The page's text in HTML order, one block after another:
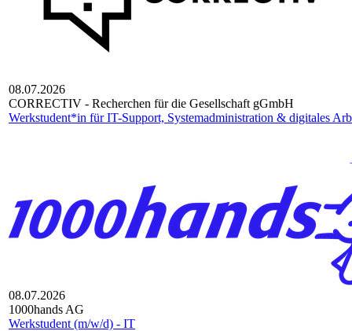
08.07.2026
CORRECTIV - Recherchen für die Gesellschaft gGmbH
Werkstudent*in für IT-Support, Systemadministration & digitales
08.07.2026
1000hands AG
Werkstudent (m/w/d) - IT